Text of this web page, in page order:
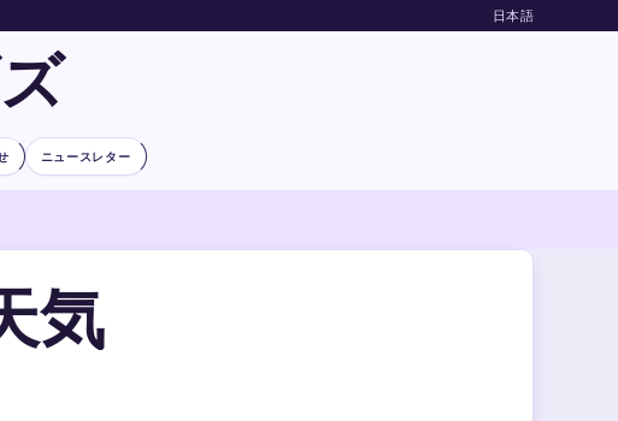
日本語
ニュースレター
気